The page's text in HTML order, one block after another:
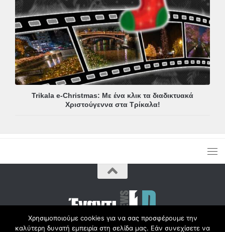
Trikala e-Christmas: Με ένα κλικ τα διαδικτυακά
Χριστούγεννα στα Τρίκαλα!
Copyright © Radio1d.gr 2012-2017 |
Χρησιμοποιούμε cookies για να σας προσφέρουμε την
καλύτερη δυνατή εμπειρία στη σελίδα μας. Εάν συνεχίσετε να